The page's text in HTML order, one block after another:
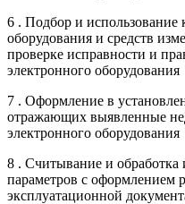
6 . Подбор и использование
оборудования и средств
проверке исправности и
электронного оборудования
7 . Оформление в
отражающих выявленные
электронного оборудования
8 . Считывание и обработка
параметров с оформлением
эксплуатационной